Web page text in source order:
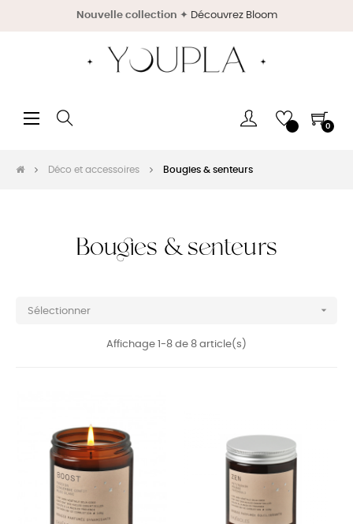
Nouvelle collection ✦ Découvrez Bloom
Basculer
☰ 0
Déco et accessoires Bougies & senteurs
Bougies & senteurs
Sélectionner 
Affichage 1-8 de 8 article(s)